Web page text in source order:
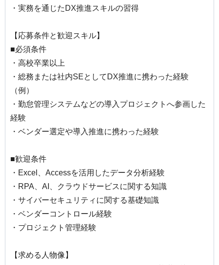
・実務を通じたDX推進スキルの習得
【応募条件と歓迎スキル】
■必須条件
・高校卒業以上
・総務または社内SEとしてDX推進に携わった経験
（例）
・勤怠管理システムなどの導入プロジェクトへ参画した
経験
・ベンダー選定や導入推進に携わった経験
■歓迎条件
・Excel、Accessを活用したデータ分析経験
・RPA、AI、クラウドサービスに関する知識
・サイバーセキュリティに関する基礎知識
・ベンダーコントロール経験
・プロジェクト管理経験
【求める人物像】